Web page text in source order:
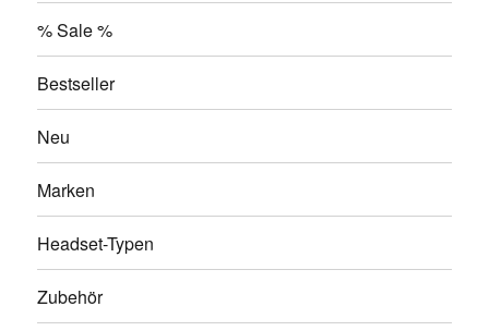
% Sale %
Bestseller
Neu
Marken
Headset-Typen
Zubehör